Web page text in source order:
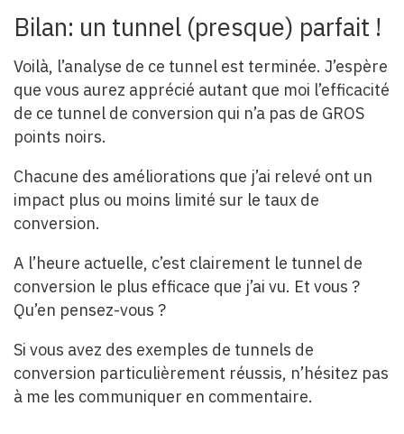
Bilan: un tunnel (presque) parfait !
Voilà, l’analyse de ce tunnel est terminée. J’espère
que vous aurez apprécié autant que moi l’efficacité
de ce tunnel de conversion qui n’a pas de GROS
points noirs.
Chacune des améliorations que j’ai relevé ont un
impact plus ou moins limité sur le taux de
conversion.
A l’heure actuelle, c’est clairement le tunnel de
conversion le plus efficace que j’ai vu. Et vous ?
Qu’en pensez-vous ?
Si vous avez des exemples de tunnels de
conversion particulièrement réussis, n’hésitez pas
à me les communiquer en commentaire.